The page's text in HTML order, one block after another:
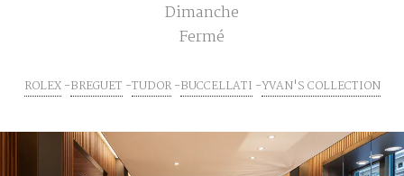
Dimanche
Fermé
ROLEX BREGUET TUDOR BUCCELLATI YVAN'S COLLECTION